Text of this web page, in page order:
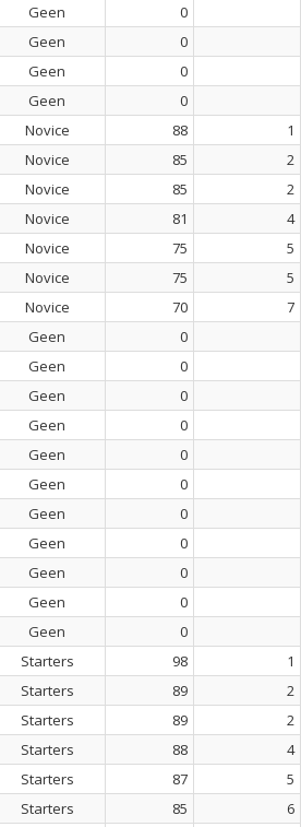
Geen
0
Geen
0
Geen
0
Geen
0
Novice 88
1
Novice 85
2
Novice 85
2
Novice 81
4
Novice 75
5
Novice 75
5
Novice 70
7
Geen
0
Geen
0
Geen
0
Geen
0
Geen
0
Geen
0
Geen
0
Geen
0
Geen
0
Geen
0
Geen
0
Starters 98
1
Starters 89
2
Starters 89
2
Starters 88
4
Starters 87
5
Starters 85
6